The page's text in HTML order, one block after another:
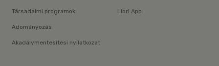
Társadalmi programok
Adományozás
Akadálymentesítési nyilatkozat
Libri App